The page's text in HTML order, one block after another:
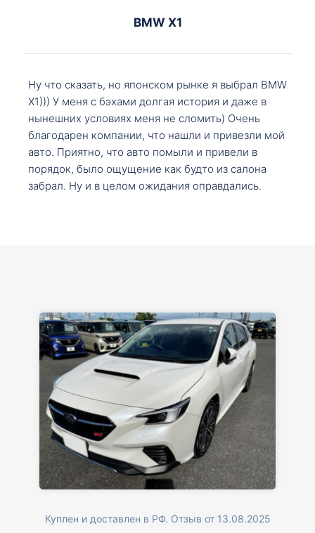
BMW X1
Ну что сказать, но японском рынке я выбрал BMW
X1))) У меня с бэхами долгая история и даже в
нынешних условиях меня не сломить) Очень
благодарен компании, что нашли и привезли мой
авто. Приятно, что авто помыли и привели в
порядок, было ощущение как будто из салона
забрал. Ну и в целом ожидания оправдались.
Куплен и доставлен в РФ. Отзыв от 13.08.2025